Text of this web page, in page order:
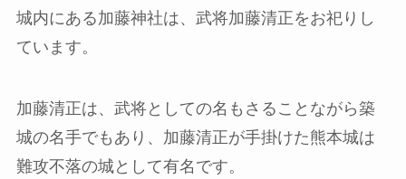
城内にある加藤神社は、武将加藤清正をお祀りし
ています。
加藤清正は、武将としての名もさることながら築
城の名手でもあり、加藤清正が手掛けた熊本城は
難攻不落の城として有名です。